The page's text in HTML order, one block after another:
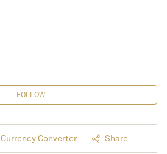
FOLLOW
Currency Converter Share